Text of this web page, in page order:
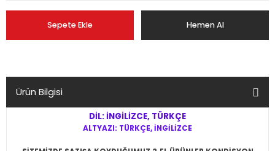
Sepete Ekle Hemen Al
Ürün Bilgisi
DİL: İNGİLİZCE, TÜRKÇE
ALTYAZI: TÜRKÇE, İNGİLİZCE